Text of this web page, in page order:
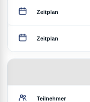
Zeitplan
Zeitplan
Teilnehmer